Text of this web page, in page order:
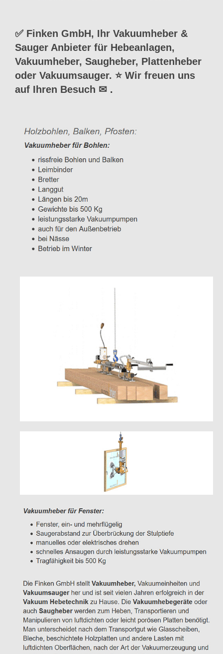
✅ Finken GmbH, Ihr Vakuumheber &
Sauger Anbieter für Hebeanlagen,
Vakuumheber, Saugheber, Plattenheber
oder Vakuumsauger. ⭐ Wir freuen uns
auf Ihren Besuch ✉ .